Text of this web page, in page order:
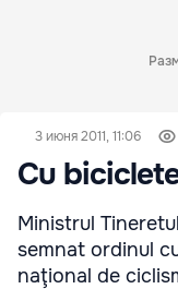
3 июня 2011, 11:06
Cu
Ministrul
semnat ordinul
naţional de